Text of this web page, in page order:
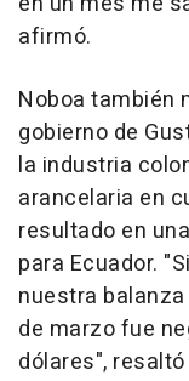
afirmó.
Noboa también
gobierno de
la industria
arancelaria en
resultado en
para Ecuador.
nuestra
de marzo fue
dólares",